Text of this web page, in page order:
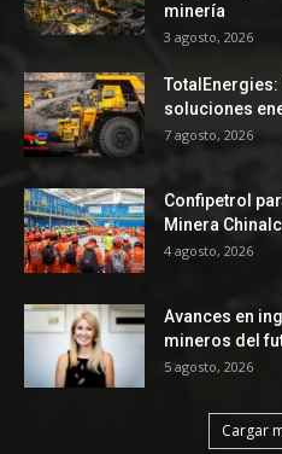
minería
3 agosto, 2026
soluciones
7 agosto, 2026
Confipetrol
Minera
4 agosto, 2026
Avances en
mineros del
5 agosto, 2026
Cargar